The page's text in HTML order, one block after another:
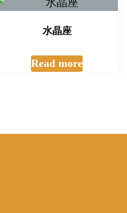
水晶座
Read more